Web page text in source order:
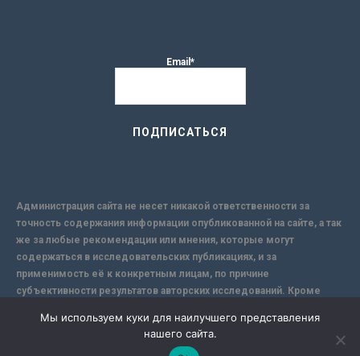
Email*
Администрация сайта не несет никакой ответственности за
точность содержания информации опубликованной на сайте, а так
же за любые рекомендации или мнения, которые могут
содержаться в исследовательских публикациях, и за
применимость её к конкретным лицам, по причине
субъективности результатов авторских исследований. Кроме
надежной защиты информации, Сайт не несет ответственности за
Мы используем куки для наилучшего представления
нашего сайта.